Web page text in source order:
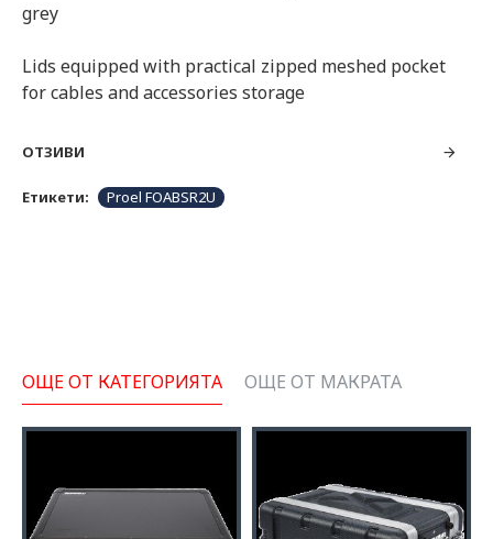
grey
Lids equipped with practical zipped meshed pocket
for cables and accessories storage
ОТЗИВИ
Етикети: Proel FOABSR2U
ОЩЕ ОТ КАТЕГОРИЯТА ОЩЕ ОТ МАКРАТА